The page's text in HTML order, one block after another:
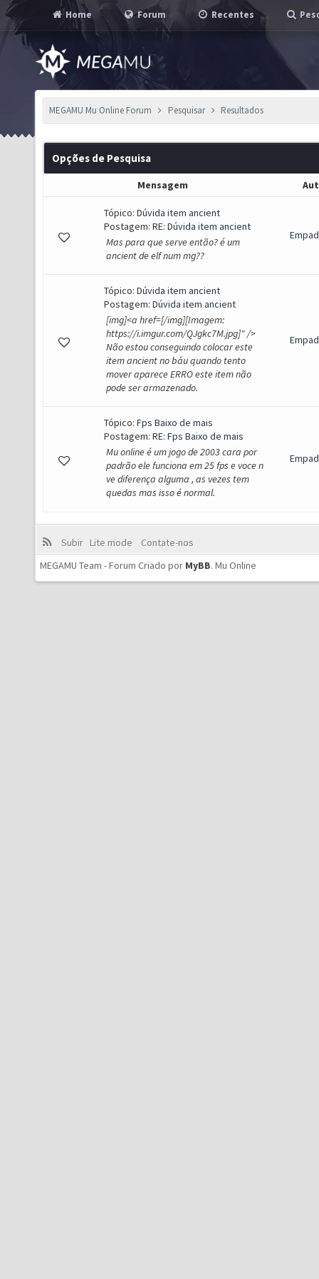
Home Forum Recentes
MEGAMU Mu Online Forum Pesquisar Resultados
Opções de Pesquisa
Mensagem
Tópico: Dúvida item ancient
Postagem: RE: Dúvida item ancient
Mas para que serve então? é um
ancient de elf num mg??
Tópico: Dúvida item ancient
Postagem: Dúvida item ancient
[img]<a href=[/img][Imagem:
https://i.imgur.com/QJgkc7M.jpg]" />
Não estou conseguindo colocar este
item ancient no báu quando tento
mover aparece ERRO este item não
pode ser armazenado.
Tópico: Fps Baixo de mais
Postagem: RE: Fps Baixo de mais
Mu online é um jogo de 2003 cara por
padrão ele funciona em 25 fps e voce n
ve diferença alguma , as vezes tem
quedas mas isso é normal.
Subir Lite mode
Contate-nos
MEGAMU Team - Forum Criado por MyBB. Mu Online